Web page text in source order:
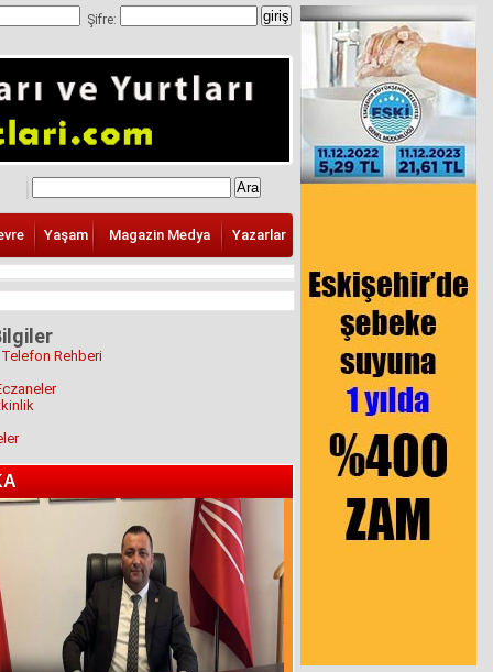
Şifre:
Yaşam Magazin Medya Yazarlar
Rehberi